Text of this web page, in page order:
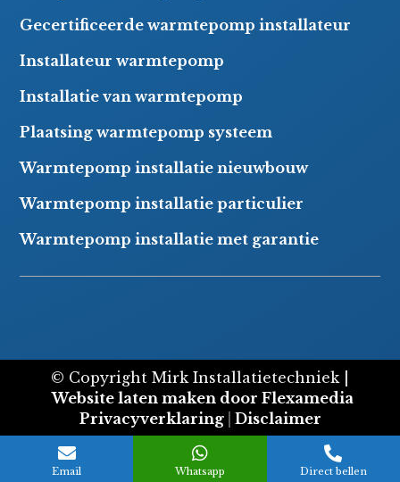
Gecertificeerde warmtepomp installateur
Installateur warmtepomp
Installatie van warmtepomp
Plaatsing warmtepomp systeem
Warmtepomp installatie nieuwbouw
Warmtepomp installatie particulier
Warmtepomp installatie met garantie
© Copyright Mirk Installatietechniek |
Website laten maken door Flexamedia
Privacyverklaring| Disclaimer

Email

Whatsapp

Direct bellen